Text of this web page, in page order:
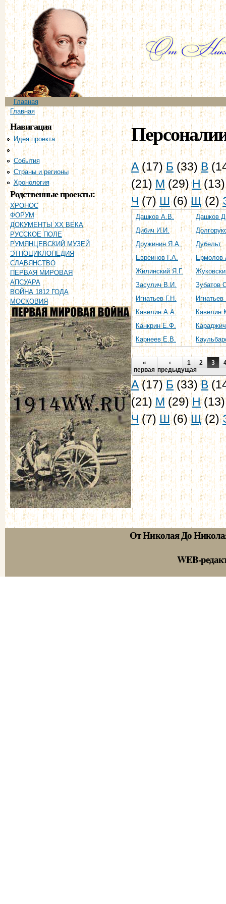
Главное меню
Главная
Вы здесь
Главная
Навигация
Идея проекта
Персоналии
События
Страны и регионы
Хронология
Родственные проекты:
ХРОНОС
ФОРУМ
ДОКУМЕНТЫ XX ВЕКА
РУССКОЕ ПОЛЕ
РУМЯНЦЕВСКИЙ МУЗЕЙ
ЭТНОЦИКЛОПЕДИЯ
СЛАВЯНСТВО
ПЕРВАЯ МИРОВАЯ
АПСУАРА
ВОЙНА 1812 ГОДА
МОСКОВИЯ
А(17)Б(33)В
(21)М(29)Н
Ч (7)Ш(6)Щ(2)
Дашков А.В.
Дашков
Дибич И.И.
Дружинин Я.А.
Дубельт
Евреинов Г.А.
Ермолов
Жилинский Я.Г.
Засулич В.И.
Зубатов
Игнатьев Г.Н.
Кавелин А.А.
Кавелин
Канкрин Е.Ф.
Карнеев Е.В.
Страницы
«
первая
‹
предыдущая
1 2 3
А(17)Б(33)В
(21)М(29)Н
Ч (7) Ш(6)Щ(2)
От Николая До
WEB-